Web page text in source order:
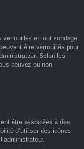
verrouillés et tout sondage
être verrouillés pour
Selon les
pouvez ou non
être associées à des
d’utiliser des icônes